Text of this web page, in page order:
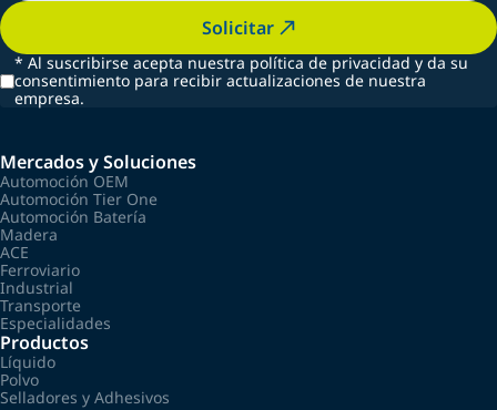
Solicitar
* Al suscribirse acepta nuestra política de privacidad y da su
consentimiento para recibir actualizaciones de nuestra
empresa.
Mercados y Soluciones
Automoción OEM
Automoción Tier One
Automoción Batería
Madera
ACE
Ferroviario
Industrial
Transporte
Especialidades
Productos
Líquido
Polvo
Selladores y Adhesivos